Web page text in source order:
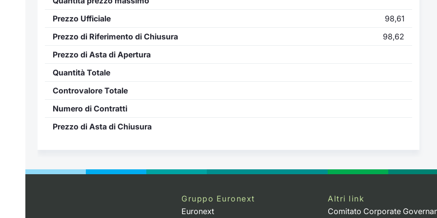
Prezzo Ufficiale
98,61
Prezzo di Riferimento di Chiusura
98,62
Prezzo di Asta di Apertura
Quantità Totale
Controvalore Totale
Numero di Contratti
Prezzo di Asta di Chiusura
Gruppo Euronext
Euronext
Altri link
Comitato Corporate